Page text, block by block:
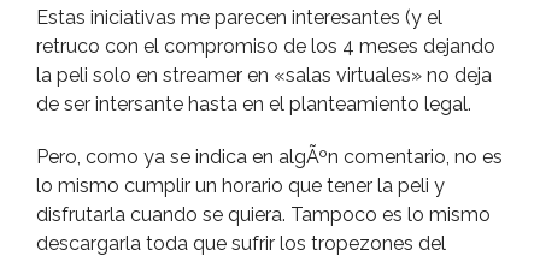
Estas iniciativas me parecen interesantes (y el
retruco con el compromiso de los 4 meses dejando
la peli solo en streamer en «salas virtuales» no deja
de ser intersante hasta en el planteamiento legal.
Pero, como ya se indica en algÃºn comentario, no es
lo mismo cumplir un horario que tener la peli y
disfrutarla cuando se quiera. Tampoco es lo mismo
descargarla toda que sufrir los tropezones del